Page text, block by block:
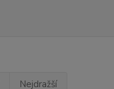
Nejdražší